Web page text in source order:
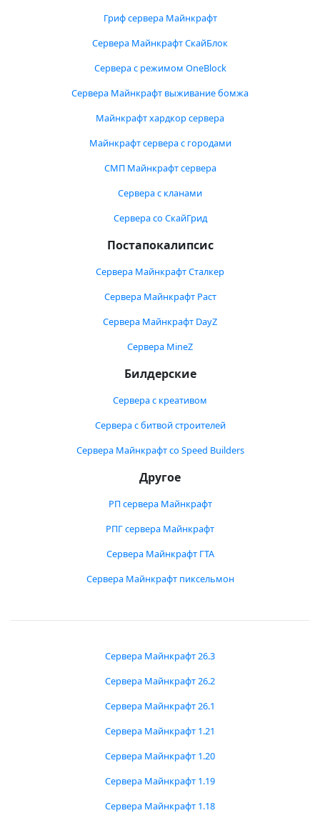
Гриф сервера Майнкрафт
Сервера Майнкрафт СкайБлок
Сервера с режимом OneBlock
Сервера Майнкрафт выживание бомжа
Майнкрафт хардкор сервера
Майнкрафт сервера с городами
СМП Майнкрафт сервера
Сервера с кланами
Сервера со СкайГрид
Постапокалипсис
Сервера Майнкрафт Сталкер
Сервера Майнкрафт Раст
Сервера Майнкрафт DayZ
Сервера MineZ
Билдерские
Сервера с креативом
Сервера с битвой строителей
Сервера Майнкрафт со Speed Builders
Другое
РП сервера Майнкрафт
РПГ сервера Майнкрафт
Сервера Майнкрафт ГТА
Сервера Майнкрафт пиксельмон
Сервера Майнкрафт 26.3
Сервера Майнкрафт 26.2
Сервера Майнкрафт 26.1
Сервера Майнкрафт 1.21
Сервера Майнкрафт 1.20
Сервера Майнкрафт 1.19
Сервера Майнкрафт 1.18